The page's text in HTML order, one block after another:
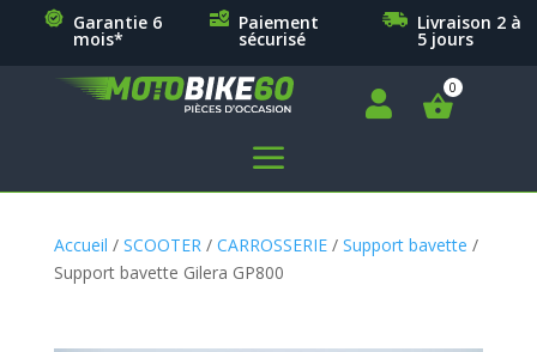
Garantie 6
mois*
Paiement
sécurisé
Livraison 2 à
5 jours

a
Accueil / SCOOTER / CARROSSERIE/ Support bavette /
Support bavette Gilera GP800